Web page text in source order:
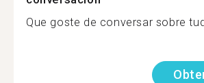
Que goste de conversar sobre